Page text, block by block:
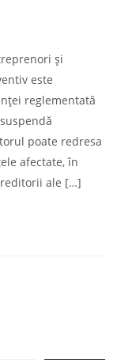
și
este
reglementată
poate redresa
afectate, în
ale […]